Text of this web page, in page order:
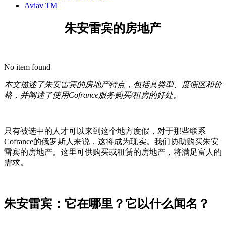
Aviav TM
朱安雷宾的房地产
No item found
本文描述了朱安雷宾的房地产特点，包括其类型、度假区和价
格，并阐述了使用Cofrance服务购买/租房的好处。
只有被选中的人才可以来到这个地方度假，对于那些联系
Cofrance的俄罗斯人来说，这将成为现实。我们协助购买朱安
雷宾的房地产。这里可供购买或租赁的房地产，将满足富人的
需求。
朱安雷宾：它在哪里？它以什么闻名？